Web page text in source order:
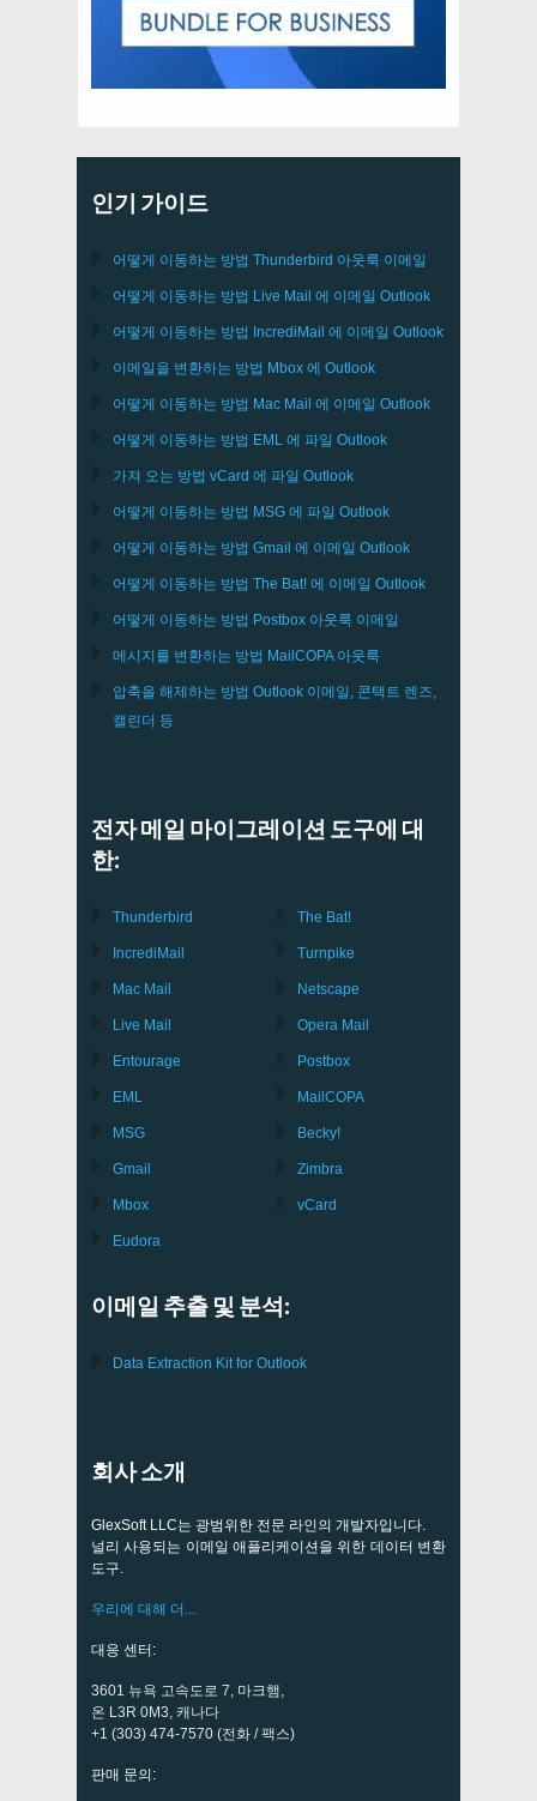
인기 가이드
어떻게 이동하는 방법 Thunderbird 아웃룩 이메일
어떻게 이동하는 방법 Live Mail 에 이메일 Outlook
어떻게 이동하는 방법 IncrediMail 에 이메일 Outlook
이메일을 변환하는 방법 Mbox 에 Outlook
어떻게 이동하는 방법 Mac Mail 에 이메일 Outlook
어떻게 이동하는 방법 EML 에 파일 Outlook
가져 오는 방법 vCard 에 파일 Outlook
어떻게 이동하는 방법 MSG 에 파일 Outlook
어떻게 이동하는 방법 Gmail 에 이메일 Outlook
어떻게 이동하는 방법 The Bat! 에 이메일 Outlook
어떻게 이동하는 방법 Postbox 아웃룩 이메일
메시지를 변환하는 방법 MailCOPA아웃룩
압축을 해제하는 방법 Outlook 이메일, 콘택트 렌즈,
캘린더 등
전자 메일 마이그레이션 도구에 대
한:
Thunderbird
IncrediMail
Mac Mail
Live Mail
Entourage
EML
MSG
Gmail
Mbox
Eudora
The Bat!
Turnpike
Netscape
Opera Mail
Postbox
MailCOPA
Becky!
Zimbra
vCard
이메일 추출 및 분석:
Data Extraction Kit for Outlook
회사 소개
GlexSoft LLC는 광범위한 전문 라인의 개발자입니다.
널리 사용되는 이메일 애플리케이션을 위한 데이터 변환
도구.
우리에 대해 더...
대응 센터:
3601 뉴욕 고속도로 7, 마크햄,
온 L3R 0M3, 캐나다
+1 (303) 474-7570 (전화 / 팩스)
판매 문의: